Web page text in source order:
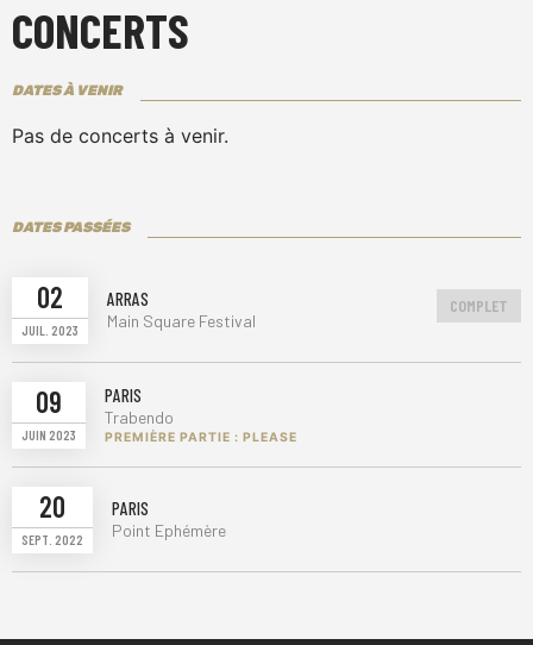
CONCERTS
DATES À VENIR
Pas de concerts à venir.
DATES PASSÉES
02
JUIL. 2023
ARRAS
Main Square Festival
COMPLET
09
JUIN 2023
PARIS
Trabendo
PREMIÈRE PARTIE : PLEASE
20
SEPT. 2022
PARIS
Point Ephémère